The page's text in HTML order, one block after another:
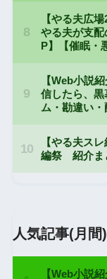
人気記事(月間)